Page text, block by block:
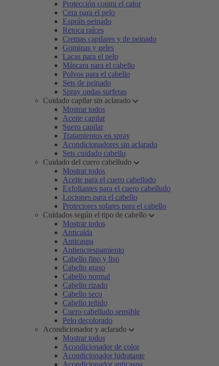
Protección contra el calor
Cera para el pelo
Espráis peinado
Retoca raíces
Cremas capilares y de peinado
Gominas y geles
Lacas para el pelo
Máscara para el cabello
Polvos para el cabello
Sets de peinado
Spray ondas surferas
Cuidado capilar sin aclarado
Mostrar todos
Aceite capilar
Suero capilar
Tratamientos en spray
Acondicionadores sin aclarado
Sets cuidado cabello
Cuidado del cuero cabelludo
Mostrar todos
Aceite para el cuero cabelludo
Exfoliantes para el cuero cabelludo
Lociones para el cabello
Protectores solares para el cabello
Cuidados según el tipo de cabello
Mostrar todos
Anticaída
Anticaspa
Antiencrespamiento
Cabello fino y liso
Cabello graso
Cabello normal
Cabello rizado
Cabello seco
Cabello teñido
Cuero cabelludo sensible
Pelo decolorado
Acondicionador y aclarado
Mostrar todos
Acondicionador de color
Acondicionador hidratante
Acondicionador anticaspa